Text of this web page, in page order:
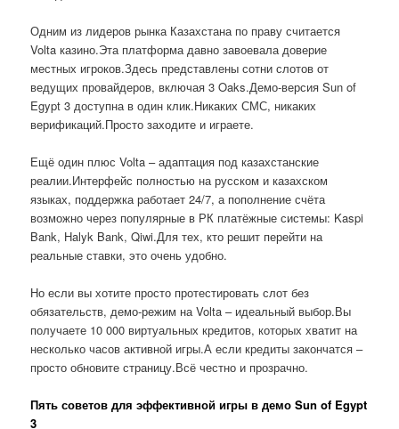
Одним из лидеров рынка Казахстана по праву считается
Volta казино.Эта платформа давно завоевала доверие
местных игроков.Здесь представлены сотни слотов от
ведущих провайдеров, включая 3 Oaks.Демо-версия Sun of
Egypt 3 доступна в один клик.Никаких СМС, никаких
верификаций.Просто заходите и играете.
Ещё один плюс Volta – адаптация под казахстанские
реалии.Интерфейс полностью на русском и казахском
языках, поддержка работает 24/7, а пополнение счёта
возможно через популярные в РК платёжные системы: Kaspi
Bank, Halyk Bank, Qiwi.Для тех, кто решит перейти на
реальные ставки, это очень удобно.
Но если вы хотите просто протестировать слот без
обязательств, демо-режим на Volta – идеальный выбор.Вы
получаете 10 000 виртуальных кредитов, которых хватит на
несколько часов активной игры.А если кредиты закончатся –
просто обновите страницу.Всё честно и прозрачно.
Пять советов для эффективной игры в демо Sun of Egypt
3